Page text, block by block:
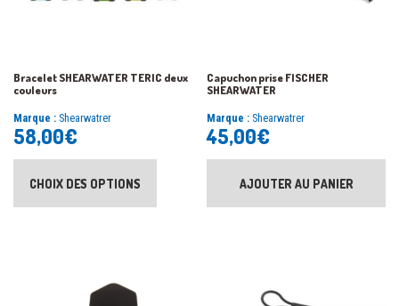
Bracelet SHEARWATER TERIC deux
couleurs
Marque : Shearwatrer
58,00€
CHOIX DES OPTIONS
Capuchon prise FISCHER
SHEARWATER
Marque : Shearwatrer
45,00€
AJOUTER AU PANIER